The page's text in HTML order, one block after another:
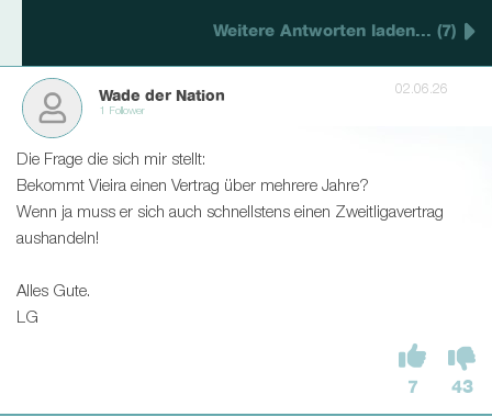
Weitere Antworten laden... (7)
Wade der Nation
1 Follower
02.06.26
Die Frage die sich mir stellt:
Bekommt Vieira einen Vertrag über mehrere Jahre?
Wenn ja muss er sich auch schnellstens einen Zweitligavertrag
aushandeln!
Alles Gute.
LG
7 43